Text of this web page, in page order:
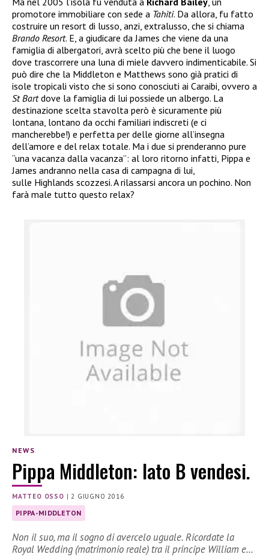
promotore immobiliare con sede a Tahiti. Da allora, fu fatto
costruire un resort di lusso, anzi, extralusso, che si chiama
Brando Resort. E, a giudicare da James che viene da una
famiglia di albergatori, avrà scelto più che bene il luogo
dove trascorrere una luna di miele davvero indimenticabile. Si
può dire che la Middleton e Matthews sono già pratici di
isole tropicali visto che si sono conosciuti ai Caraibi, ovvero a
St Bartdove la famiglia di lui possiede un albergo. La
destinazione scelta stavolta però è sicuramente più
lontana, lontano da occhi familiari indiscreti (e ci
mancherebbe!) e perfetta per delle giorne all’insegna
dell’amore e del relax totale. Ma i due si prenderanno pure
“una vacanza dalla vacanza”: al loro ritorno infatti, Pippa e
James andranno nella casa di campagna di lui,
sulle Highlands scozzesi. A rilassarsi ancora un pochino. Non
farà male tutto questo relax?
NEWS
Pippa Middleton: lato B vendesi.
MATTEO OSSO |2 GIUGNO 2016
PIPPA-MIDDLETON
Non il suo, ma il sogno di avercelo uguale. Ricordate la
Royal Wedding (matrimonio reale) tra il principe William e…